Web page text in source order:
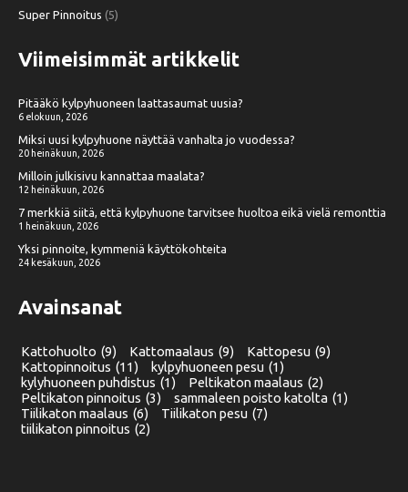
Super Pinnoitus (5)
Viimeisimmät artikkelit
Pitääkö kylpyhuoneen laattasaumat uusia?
6 elokuun, 2026
Miksi uusi kylpyhuone näyttää vanhalta jo vuodessa?
20 heinäkuun, 2026
Milloin julkisivu kannattaa maalata?
12 heinäkuun, 2026
7 merkkiä siitä, että kylpyhuone tarvitsee huoltoa eikä vielä remonttia
1 heinäkuun, 2026
Yksi pinnoite, kymmeniä käyttökohteita
24 kesäkuun, 2026
Avainsanat
Kattohuolto (9) Kattomaalaus (9) Kattopesu (9)
Kattopinnoitus (11) kylpyhuoneen pesu (1)
kylyhuoneen puhdistus (1) Peltikaton maalaus (2)
Peltikaton pinnoitus (3) sammaleen poisto katolta (1)
Tiilikaton maalaus (6) Tiilikaton pesu (7)
tiilikaton pinnoitus (2)